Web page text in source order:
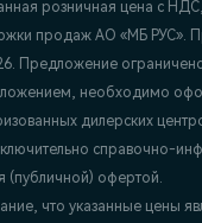
розничная цена c
продаж АО «МБ РУС».
Предложение
необходимо
дилерских
справочно-
(публичной) офертой.
что указанные цены